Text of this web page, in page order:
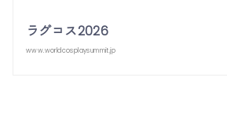
ラグコス2026
www.worldcosplaysummit.jp